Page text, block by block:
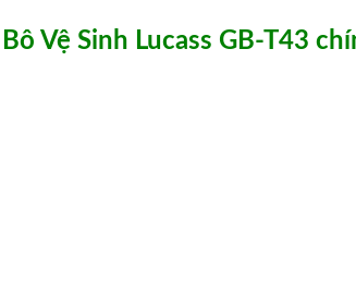
Vệ Sinh Lucass GB-T43